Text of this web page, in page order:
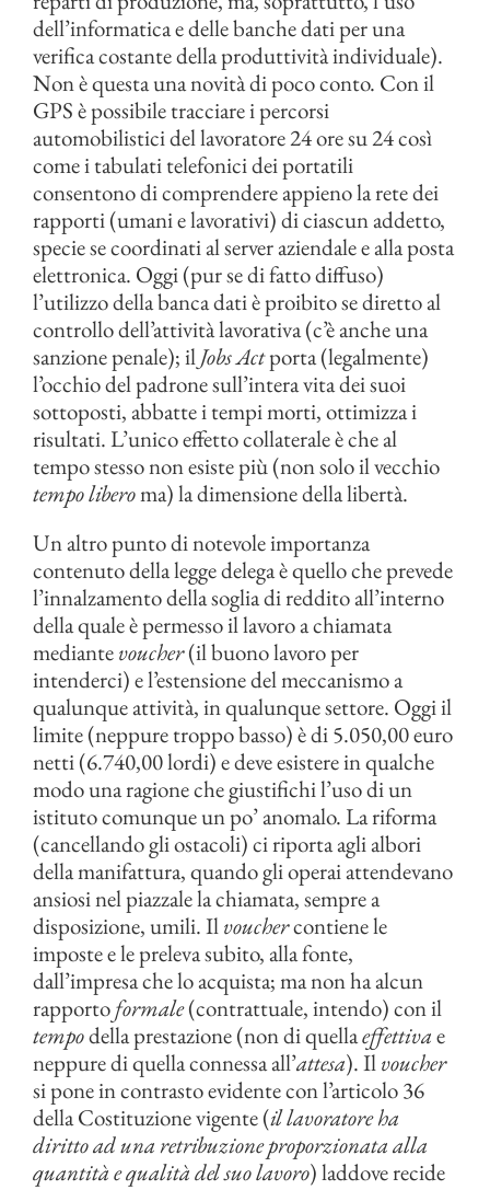
dell’informatica e delle banche dati per una
verifica costante della produttività individuale).
Non è questa una novità di poco conto. Con il
GPS è possibile tracciare i percorsi
automobilistici del lavoratore 24 ore su 24 così
come i tabulati telefonici dei portatili
consentono di comprendere appieno la rete dei
rapporti (umani e lavorativi) di ciascun addetto,
specie se coordinati al server aziendale e alla posta
elettronica. Oggi (pur se di fatto diffuso)
l’utilizzo della banca dati è proibito se diretto al
controllo dell’attività lavorativa (c’è anche una
sanzione penale); ilJobs Actporta (legalmente)
l’occhio del padrone sull’intera vita dei suoi
sottoposti, abbatte i tempi morti, ottimizza i
risultati. L’unico effetto collaterale è che al
tempo stesso non esiste più (non solo il vecchio
tempo liberoma) la dimensione della libertà.
Un altro punto di notevole importanza
contenuto della legge delega è quello che prevede
l’innalzamento della soglia di reddito all’interno
della quale è permesso il lavoro a chiamata
mediantevoucher(il buono lavoro per
intenderci) e l’estensione del meccanismo a
qualunque attività, in qualunque settore. Oggi il
limite (neppure troppo basso) è di 5.050,00 euro
netti (6.740,00 lordi) e deve esistere in qualche
modo una ragione che giustifichi l’uso di un
istituto comunque un po’ anomalo. La riforma
(cancellando gli ostacoli) ci riporta agli albori
della manifattura, quando gli operai attendevano
ansiosi nel piazzale la chiamata, sempre a
disposizione, umili. Ilvouchercontiene le
imposte e le preleva subito, alla fonte,
dall’impresa che lo acquista; ma non ha alcun
rapportoformale(contrattuale, intendo) con il
tempodella prestazione (non di quellaeffettivae
neppure di quella connessa all’attesa). Ilvoucher
si pone in contrasto evidente con l’articolo 36
della Costituzione vigente (il lavoratore ha
diritto ad una retribuzione proporzionata alla
quantità e qualità del suo lavoro) laddove recide